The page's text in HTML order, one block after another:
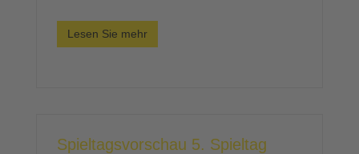
Lesen Sie mehr
Spieltagsvorschau 5. Spieltag